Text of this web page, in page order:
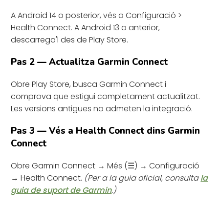
A Android 14 o posterior, vés a Configuració >
Health Connect. A Android 13 o anterior,
descarrega'l des de Play Store.
Pas 2 — Actualitza Garmin Connect
Obre Play Store, busca Garmin Connect i
comprova que estigui completament actualitzat.
Les versions antigues no admeten la integració.
Pas 3 — Vés a Health Connect dins Garmin
Connect
Obre Garmin Connect → Més (☰) → Configuració
→ Health Connect. (Per a la guia oficial, consultala
guia de suport de Garmin.)